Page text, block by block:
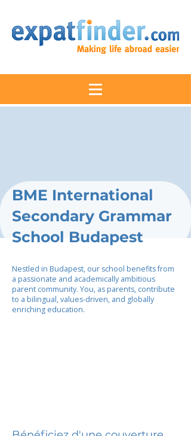
BME International
Secondary Grammar
School Budapest
Nestled in Budapest, our school benefits from
a passionate and academically ambitious
parent community. You, as parents, contribute
to a bilingual, values-driven, and globally
enriching education.